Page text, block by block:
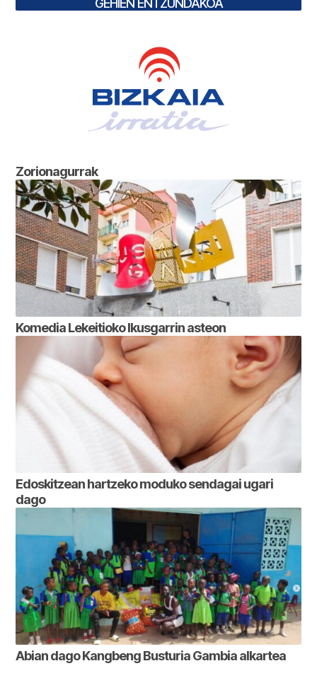
GEHIEN ENTZUNDAKOA
Zorionagurrak
Komedia Lekeitioko Ikusgarrin asteon
Edoskitzean hartzeko moduko sendagai ugari
dago
Abian dago Kangbeng Busturia Gambia alkartea